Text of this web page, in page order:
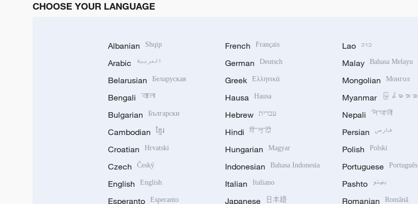
CHOOSE YOUR LANGUAGE
Albanian Shqip
Arabic العربية
Belarusian Беларуская
Bengali বাংলা
Bulgarian Български
Cambodian ខ្មែរ
Croatian Hrvatski
Czech Český
English English
Esperanto Esperanto
French Français
German Deutsch
Greek Ελληνικά
Hausa Hausa
Hebrew עברית
Hindi हिन्दी
Hungarian Magyar
Indonesian Bahasa Indonesia
Italian Italiano
Japanese 日本語
Lao ລາວ
Malay Bahasa Melayu
Mongolian Монгол
Myanmar မြန်မာဘာသာ
Nepali नेपाली
Persian فارسی
Polish Polski
Portuguese Português
Pashto پښتو
Romanian Română